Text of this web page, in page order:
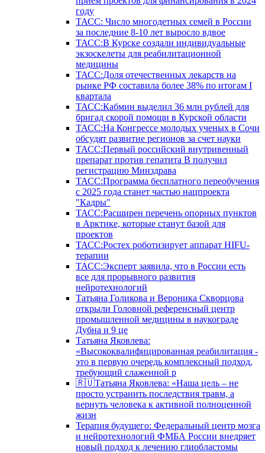
году
ТАСС: Число многодетных семей в России
за последние 8-10 лет выросло вдвое
ТАСС:В Курске создали индивидуальные
экзоскелеты для реабилитационной
медицины
ТАСС:Доля отечественных лекарств на
рынке РФ составила более 38% по итогам I
квартала
ТАСС:Кабмин выделил 36 млн рублей для
бригад скорой помощи в Курской области
ТАСС:На Конгрессе молодых ученых в Сочи
обсудят развитие регионов за счет науки
ТАСС:Первый российский внутривенный
препарат против гепатита В получил
регистрацию Минздрава
ТАСС:Программа бесплатного переобучения
с 2025 года станет частью нацпроекта
"Кадры"
ТАСС:Расширен перечень опорных пунктов
в Арктике, которые станут базой для
проектов
ТАСС:Ростех роботизирует аппарат HIFU-
терапии
ТАСС:Эксперт заявила, что в России есть
все для прорывного развития
нейротехнологий
Татьяна Голикова и Вероника Скворцова
открыли Головной референсный центр
промышленной медицины в наукограде
Дубна и 9 це
Татьяна Яковлева:
«Высококвалифицированная реабилитация -
это в первую очередь комплексный подход,
требующий слаженной р
🇷🇺Татьяна Яковлева: «Наша цель – не
просто устранить последствия травм, а
вернуть человека к активной полноценной
жизн
Терапия будущего: Федеральный центр мозга
и нейротехнологий ФМБА России внедряет
новый подход к лечению глиобластомы